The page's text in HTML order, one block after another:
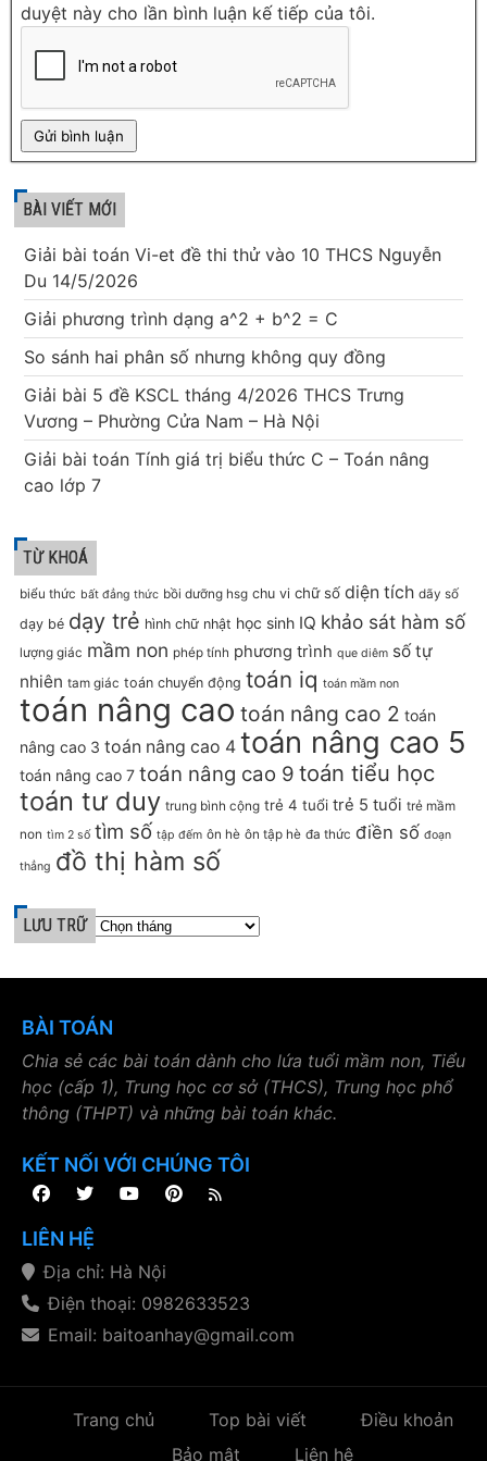
duyệt này cho lần bình luận kế tiếp của tôi.
BÀI VIẾT MỚI
Giải bài toán Vi-et đề thi thử vào 10 THCS Nguyễn
Du 14/5/2026
Giải phương trình dạng a^2 + b^2 = C
So sánh hai phân số nhưng không quy đồng
Giải bài 5 đề KSCL tháng 4/2026 THCS Trưng
Vương – Phường Cửa Nam – Hà Nội
Giải bài toán Tính giá trị biểu thức C – Toán nâng
cao lớp 7
TỪ KHOÁ
biểu thức bất đẳng thức bồi dưỡng hsg chu vi chữ số diện tích dãy số
dạy bé dạy trẻ hình chữ nhật học sinh IQ khảo sát hàm số
lượng giác mầm non phép tính phương trình que diêm số tự
nhiên tam giác toán chuyển động toán iq toán mầm non
toán nâng cao toán nâng cao 2 toán
nâng cao 3 toán nâng cao 4 toán nâng cao 5
toán nâng cao 7 toán nâng cao 9 toán tiểu học
toán tư duy trung bình cộng trẻ 4 tuổi trẻ 5 tuổi trẻ mầm
non tìm 2 số tìm số tập đếm ôn hè ôn tập hè đa thức điền số đoạn
thẳng đồ thị hàm số
LƯU TRỮ
BÀI TOÁN
Chia sẻ các bài toán dành cho lứa tuổi mầm non, Tiểu
học (cấp 1), Trung học cơ sở (THCS), Trung học phổ
thông (THPT) và những bài toán khác.
KẾT NỐI VỚI CHÚNG TÔI
LIÊN HỆ
Địa chỉ: Hà Nội
Điện thoại: 0982633523
Email: baitoanhay@gmail.com
Trang chủ Top bài viết
Điều khoản
Bảo mật
Liên hệ